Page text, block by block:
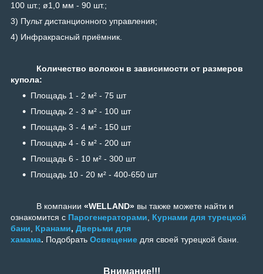
100 шт.; ø1,0 мм - 90 шт.;
3) Пульт дистанционного управления;
4) Инфракрасный приёмник.
Количество волокон в зависимости от размеров
купола:
Площадь 1 - 2 м² - 75 шт
Площадь 2 - 3 м² - 100 шт
Площадь 3 - 4 м² - 150 шт
Площадь 4 - 6 м² - 200 шт
Площадь 6 - 10 м² - 300 шт
Площадь 10 - 20 м² - 400-650 шт
В компании «WELLAND» вы также можете найти и
ознакомится с Парогенераторами, Курнами для турецкой
бани, Кранами, Дверьми для
хамама. Подобрать Освещение для своей турецкой бани.
Внимание!!!